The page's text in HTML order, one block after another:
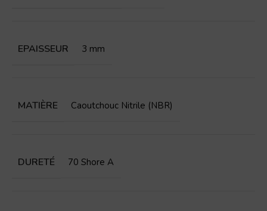
EPAISSEUR 3 mm
MATIÈRE Caoutchouc Nitrile (NBR)
DURETÉ 70 Shore A